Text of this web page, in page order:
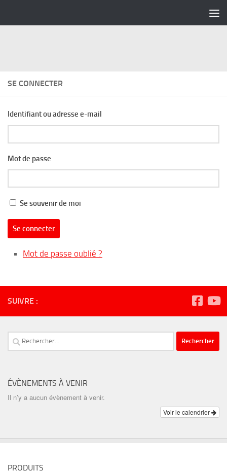
SE CONNECTER
Identifiant ou adresse e-mail
Mot de passe
Se souvenir de moi
Se connecter
Mot de passe oublié ?
SUIVRE :
Rechercher :
ÉVÈNEMENTS À VENIR
Il n’y a aucun évènement à venir.
Voir le calendrier
PRODUITS